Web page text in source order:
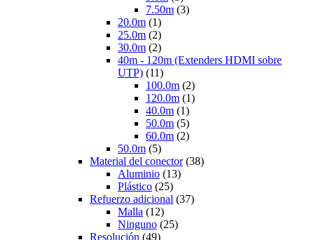
7.50m (3)
20.0m (1)
25.0m (2)
30.0m (2)
40m - 120m (Extenders HDMI sobre
UTP) (11)
100.0m (2)
120.0m (1)
40.0m (1)
50.0m (5)
60.0m (2)
50.0m (5)
Material del conector (38)
Aluminio (13)
Plástico (25)
Refuerzo adicional (37)
Malla (12)
Ninguno (25)
Resolución (49)